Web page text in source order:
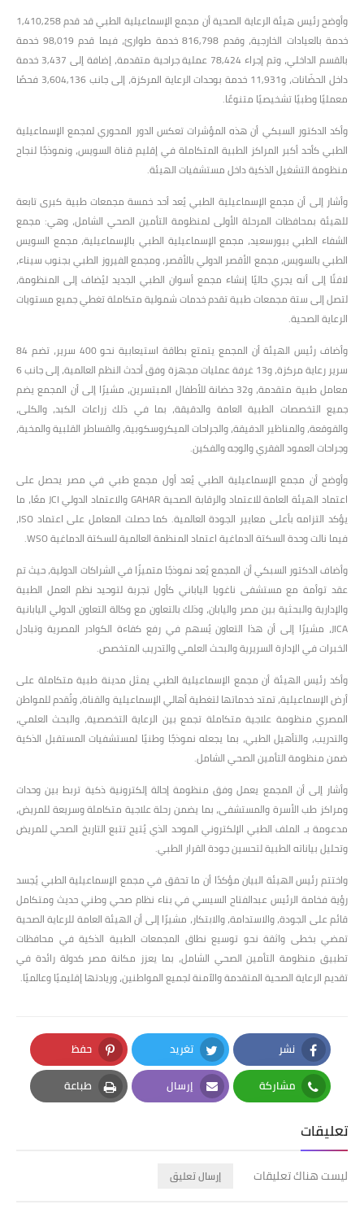
وأوضح رئيس هيئة الرعاية الصحية أن مجمع الإسماعيلية الطبي قد قدم 1,410,258
خدمة بالعيادات الخارجية، وقدم 816,798 خدمة طوارئ، فيما قدم 98,019 خدمة
بالقسم الداخلي، وتم إجراء 78,424 عملية جراحية متقدمة، إضافة إلى 3,437 خدمة
داخل الحضّانات، و11,931 خدمة بوحدات الرعاية المركزة، إلى جانب 3,604,136 فحصًا
معمليًا وطبيًا تشخيصيًا متنوعًا.
وأكد الدكتور السبكي أن هذه المؤشرات تعكس الدور المحوري لمجمع الإسماعيلية
الطبي كأحد أكبر المراكز الطبية المتكاملة في إقليم قناة السويس، ونموذجًا لنجاح
منظومة التشغيل الذكية داخل مستشفيات الهيئة.
وأشار إلى أن مجمع الإسماعيلية الطبي يُعد أحد خمسة مجمعات طبية كبرى تابعة
للهيئة بمحافظات المرحلة الأولى لمنظومة التأمين الصحي الشامل، وهي: مجمع
الشفاء الطبي ببورسعيد، مجمع الإسماعيلية الطبي بالإسماعيلية، مجمع السويس
الطبي بالسويس، مجمع الأقصر الدولي بالأقصر، ومجمع الفيروز الطبي بجنوب سيناء،
لافتًا إلى أنه يجري حاليًا إنشاء مجمع أسوان الطبي الجديد ليُضاف إلى المنظومة،
لتصل إلى ستة مجمعات طبية تقدم خدمات شمولية متكاملة تغطي جميع مستويات
الرعاية الصحية.
وأضاف رئيس الهيئة أن المجمع يتمتع بطاقة استيعابية نحو 400 سرير، تضم 84
سرير رعاية مركزة، و13 غرفة عمليات مجهزة وفق أحدث النظم العالمية، إلى جانب 6
معامل طبية متقدمة، و32 حضانة للأطفال المبتسرين، مشيرًا إلى أن المجمع يضم
جميع التخصصات الطبية العامة والدقيقة، بما في ذلك زراعات الكبد، والكلى،
والقوقعة، والمناظير الدقيقة، والجراحات الميكروسكوبية، والقساطر القلبية والمخية،
وجراحات العمود الفقري والوجه والفكين.
وأوضح أن مجمع الإسماعيلية الطبي يُعد أول مجمع طبي في مصر يحصل على
اعتماد الهيئة العامة للاعتماد والرقابة الصحية GAHAR والاعتماد الدولي JCI معًا، ما
يؤكد التزامه بأعلى معايير الجودة العالمية. كما حصلت المعامل على اعتماد ISO،
فيما نالت وحدة السكتة الدماغية اعتماد المنظمة العالمية للسكتة الدماغية WSO.
وأضاف الدكتور السبكي أن المجمع يُعد نموذجًا متميزًا في الشراكات الدولية، حيث تم
عقد توأمة مع مستشفى ناغويا الياباني كأول تجربة لتوحيد نظم العمل الطبية
والإدارية والبحثية بين مصر واليابان، وذلك بالتعاون مع وكالة التعاون الدولي اليابانية
JICA، مشيرًا إلى أن هذا التعاون يُسهم في رفع كفاءة الكوادر المصرية وتبادل
الخبرات في الإدارة السريرية والبحث العلمي والتدريب المتخصص.
وأكد رئيس الهيئة أن مجمع الإسماعيلية الطبي يمثل مدينة طبية متكاملة على
أرض الإسماعيلية، تمتد خدماتها لتغطية أهالي الإسماعيلية والقناة، وتُقدم للمواطن
المصري منظومة علاجية متكاملة تجمع بين الرعاية التخصصية، والبحث العلمي،
والتدريب، والتأهيل الطبي، بما يجعله نموذجًا وطنيًا لمستشفيات المستقبل الذكية
ضمن منظومة التأمين الصحي الشامل.
وأشار إلى أن المجمع يعمل وفق منظومة إحالة إلكترونية ذكية تربط بين وحدات
ومراكز طب الأسرة والمستشفى، بما يضمن رحلة علاجية متكاملة وسريعة للمريض،
مدعومة بـ الملف الطبي الإلكتروني الموحد الذي يُتيح تتبع التاريخ الصحي للمريض
وتحليل بياناته الطبية لتحسين جودة القرار الطبي.
واختتم رئيس الهيئة البيان مؤكدًا أن ما تحقق في مجمع الإسماعيلية الطبي يُجسد
رؤية فخامة الرئيس عبدالفتاح السيسي في بناء نظام صحي وطني حديث ومتكامل
قائم على الجودة، والاستدامة، والابتكار، مشيرًا إلى أن الهيئة العامة للرعاية الصحية
تمضي بخطى واثقة نحو توسيع نطاق المجمعات الطبية الذكية في محافظات
تطبيق منظومة التأمين الصحي الشامل، بما يعزز مكانة مصر كدولة رائدة في
تقديم الرعاية الصحية المتقدمة والآمنة لجميع المواطنين، وريادتها إقليميًا وعالميًا.
نشر
Facebook
تغريد
Twitter
حفظ
Pinterest
مشاركة
Whatsapp
إرسال
Email
طباعة
Print
تعليقات
ليست هناك تعليقات إرسال تعليق